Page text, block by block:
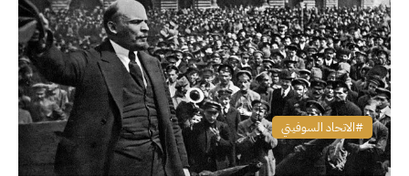
الاتحاد السوفيتي